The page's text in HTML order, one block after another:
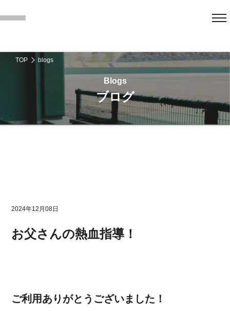
TOP blogs
ブログ
2024年12月08日
お父さんの熱血指導！
ご利用ありがとうございました！